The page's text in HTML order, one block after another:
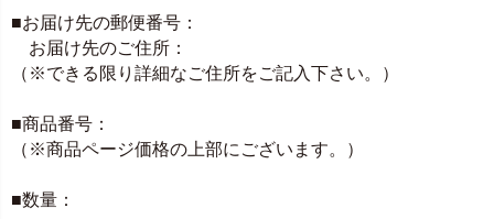
■お届け先の郵便番号：
お届け先のご住所：
（※できる限り詳細なご住所をご記入下さい。）
■商品番号：
（※商品ページ価格の上部にございます。）
■数量：